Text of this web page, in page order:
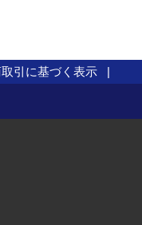
引に基づく表示